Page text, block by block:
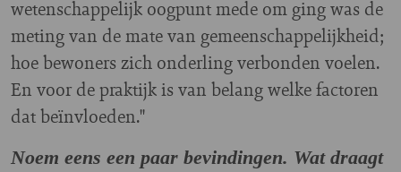
wetenschappelijk oogpunt mede om ging was de
meting van de mate van gemeenschappelijkheid;
hoe bewoners zich onderling verbonden voelen.
En voor de praktijk is van belang welke factoren
dat beïnvloeden."
Noem eens een paar bevindingen. Wat draagt